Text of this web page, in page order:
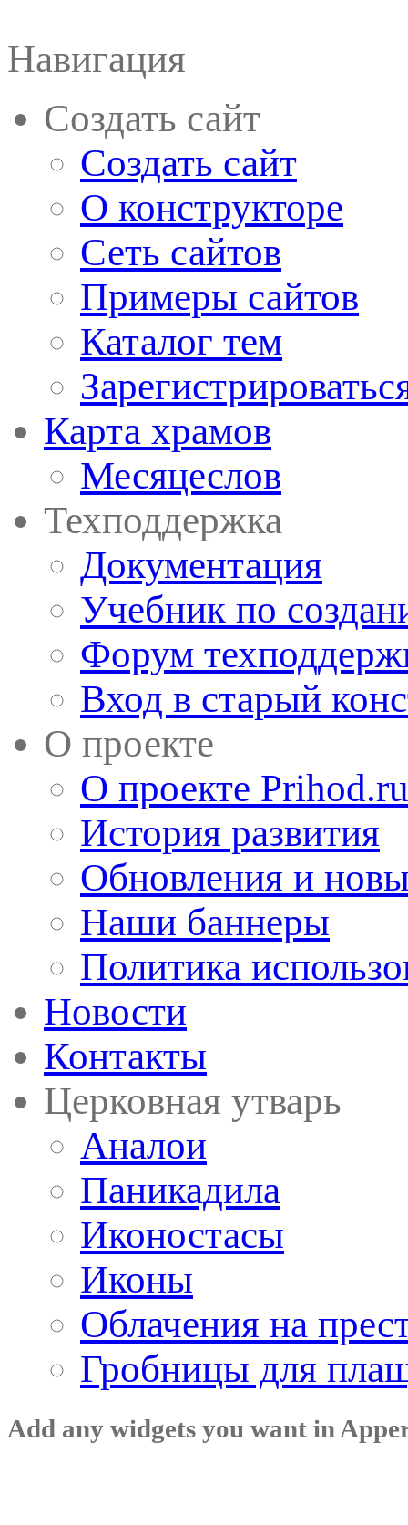
Навигация
Создать сайт
Создать сайт
О конструкторе
Сеть сайтов
Примеры сайтов
Каталог тем
Карта храмов
Месяцеслов
Техподдержка
Документация
Учебник по
Форум
Вход в старый
О проекте
О проекте Prihod.ru
История развития
Обновления и
Наши баннеры
Политика
Новости
Контакты
Церковная утварь
Аналои
Паникадила
Иконостасы
Иконы
Облачения на
Гробницы для
Add any widgets you want in